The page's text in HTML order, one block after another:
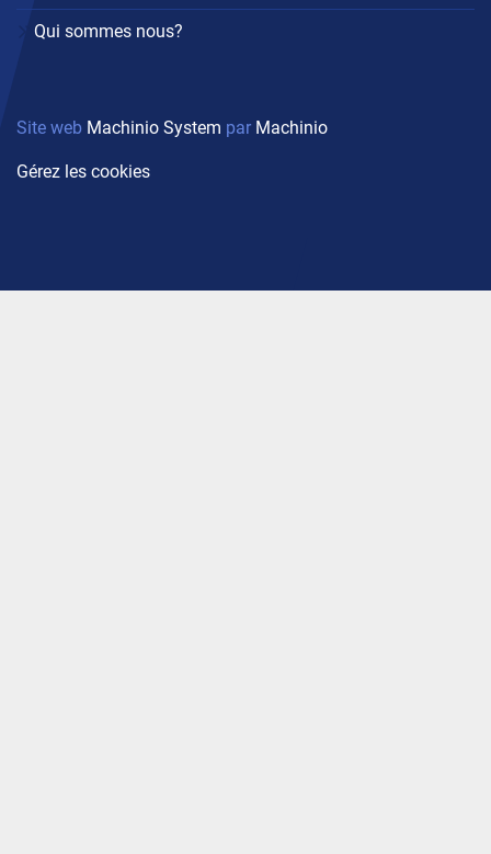
Qui sommes nous?
Site web Machinio System par Machinio
Gérez les cookies